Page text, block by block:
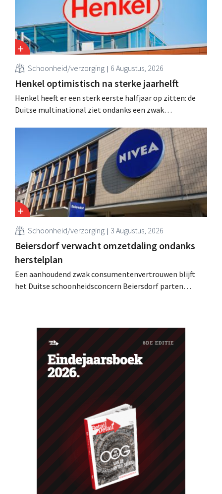
Schoonheid/verzorging 6 Augustus, 2026
Henkel optimistisch na sterke jaarhelft
Henkel heeft er een sterk eerste halfjaar op zitten: de
Duitse multinational ziet ondanks een zwak
haarverzorging en wasmiddelen en voert de
overnameactiviteiten op.
Schoonheid/verzorging 3 Augustus, 2026
Beiersdorf verwacht omzetdaling ondanks
herstelplan
Een aanhoudend zwak consumentenvertrouwen blijft
het Duitse schoonheidsconcern Beiersdorf parten